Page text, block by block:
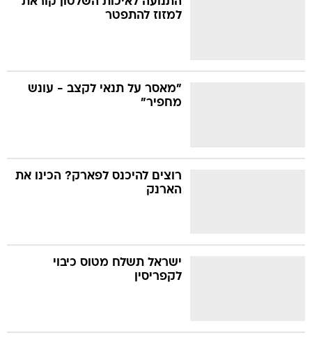
למזוז להתפטר
"מאסר על תנאי לקצב - עונש
מחפיר"
רוצים להיכנס לפארק? הכינו את
הארנק
ישראל תשלח מטוס כיבוי
לקפריסין